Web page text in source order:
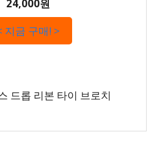
24,000원
지금 구매! >
드롭 리본 타이 브로치